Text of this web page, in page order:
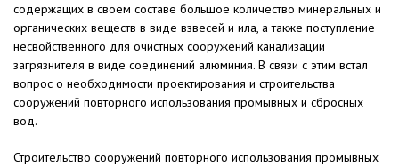
содержащих в своем составе большое количество минеральных и
органических веществ в виде взвесей и ила, а также поступление
несвойственного для очистных сооружений канализации
загрязнителя в виде соединений алюминия. В связи с этим встал
вопрос о необходимости проектирования и строительства
сооружений повторного использования промывных и сбросных
вод.
Строительство сооружений повторного использования промывных